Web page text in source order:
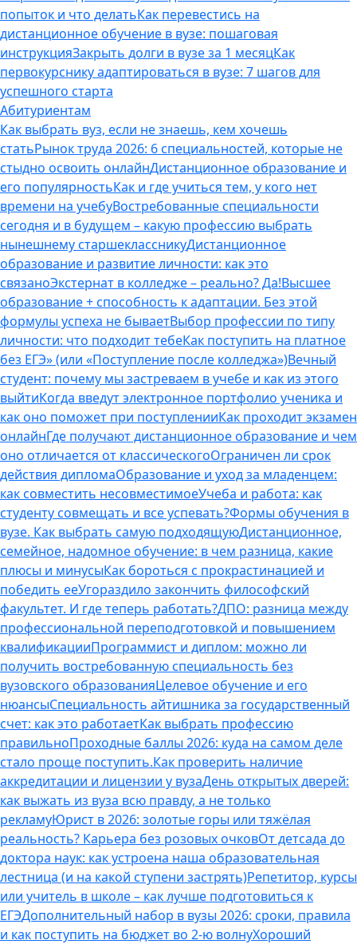
попыток и что делатьКак перевестись на
дистанционное обучение в вузе: пошаговая
инструкцияЗакрыть долги в вузе за 1 месяцКак
первокурснику адаптироваться в вузе: 7 шагов для
успешного старта
Абитуриентам
Как выбрать вуз, если не знаешь, кем хочешь
статьРынок труда 2026: 6 специальностей, которые не
стыдно освоить онлайнДистанционное образование и
его популярностьКак и где учиться тем, у кого нет
времени на учебуВостребованные специальности
сегодня и в будущем – какую профессию выбрать
нынешнему старшеклассникуДистанционное
образование и развитие личности: как это
связаноЭкстернат в колледже – реально? Да!Высшее
образование + способность к адаптации. Без этой
формулы успеха не бываетВыбор профессии по типу
личности: что подходит тебеКак поступить на платное
без ЕГЭ» (или «Поступление после колледжа»)Вечный
студент: почему мы застреваем в учебе и как из этого
выйтиКогда введут электронное портфолио ученика и
как оно поможет при поступленииКак проходит экзамен
онлайнГде получают дистанционное образование и чем
оно отличается от классическогоОграничен ли срок
действия дипломаОбразование и уход за младенцем:
как совместить несовместимоеУчеба и работа: как
студенту совмещать и все успевать?Формы обучения в
вузе. Как выбрать самую подходящуюДистанционное,
семейное, надомное обучение: в чем разница, какие
плюсы и минусыКак бороться с прокрастинацией и
победить ееУгораздило закончить философский
факультет. И где теперь работать?ДПО: разница между
профессиональной переподготовкой и повышением
квалификацииПрограммист и диплом: можно ли
получить востребованную специальность без
вузовского образованияЦелевое обучение и его
нюансыСпециальность айтишника за государственный
счет: как это работаетКак выбрать профессию
правильноПроходные баллы 2026: куда на самом деле
стало проще поступить.Как проверить наличие
аккредитации и лицензии у вузаДень открытых дверей:
как выжать из вуза всю правду, а не только
рекламуЮрист в 2026: золотые горы или тяжёлая
реальность? Карьера без розовых очковОт детсада до
доктора наук: как устроена наша образовательная
лестница (и на какой ступени застрять)Репетитор, курсы
или учитель в школе – как лучше подготовиться к
ЕГЭДополнительный набор в вузы 2026: сроки, правила
и как поступить на бюджет во 2‑ю волнуХороший